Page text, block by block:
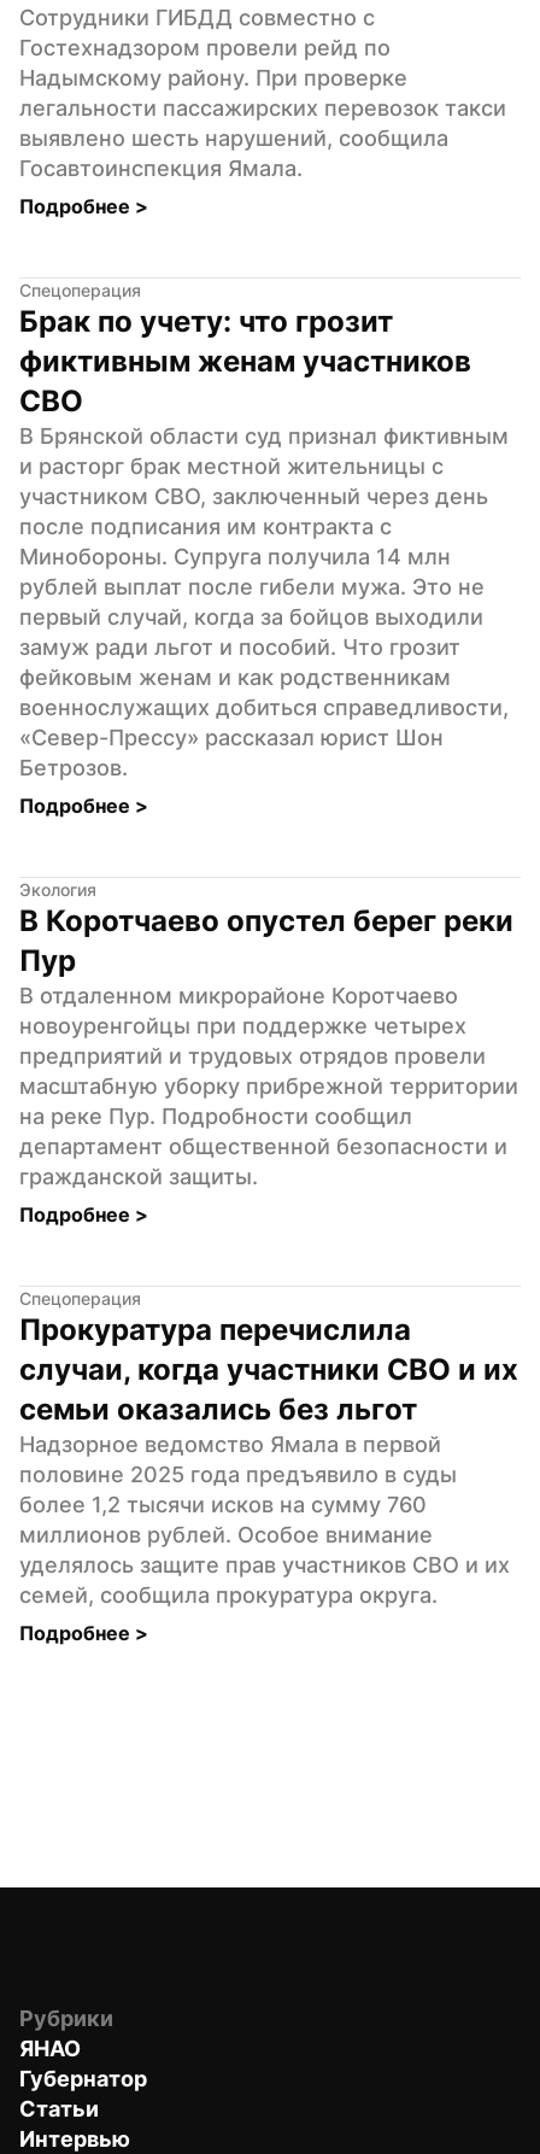
Сотрудники ГИБДД совместно с
Гостехнадзором провели рейд по
Надымскому району. При проверке
легальности пассажирских перевозок такси
выявлено шесть нарушений, сообщила
Госавтоинспекция Ямала.
Подробнее >
Спецоперация
Брак по учету: что грозит
фиктивным женам участников
СВО
В Брянской области суд признал фиктивным
и расторг брак местной жительницы с
участником СВО, заключенный через день
после подписания им контракта с
Минобороны. Супруга получила 14 млн
рублей выплат после гибели мужа. Это не
первый случай, когда за бойцов выходили
замуж ради льгот и пособий. Что грозит
фейковым женам и как родственникам
военнослужащих добиться справедливости,
«Север-Прессу» рассказал юрист Шон
Бетрозов.
Подробнее >
Экология
В Коротчаево опустел берег реки
Пур
В отдаленном микрорайоне Коротчаево
новоуренгойцы при поддержке четырех
предприятий и трудовых отрядов провели
масштабную уборку прибрежной территории
на реке Пур. Подробности сообщил
департамент общественной безопасности и
гражданской защиты.
Подробнее >
Спецоперация
Прокуратура перечислила
случаи, когда участники СВО и их
семьи оказались без льгот
Надзорное ведомство Ямала в первой
половине 2025 года предъявило в суды
более 1,2 тысячи исков на сумму 760
миллионов рублей. Особое внимание
уделялось защите прав участников СВО и их
семей, сообщила прокуратура округа.
Подробнее >
Рубрики
ЯНАО
Губернатор
Статьи
Интервью